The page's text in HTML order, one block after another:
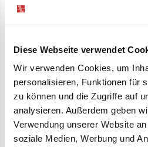
Diese Webseite verwendet
Wir verwenden Cookies, um
personalisieren, Funktionen für
zu können und die Zugriffe auf
analysieren. Außerdem geben
Verwendung unserer Website
soziale Medien, Werbung und